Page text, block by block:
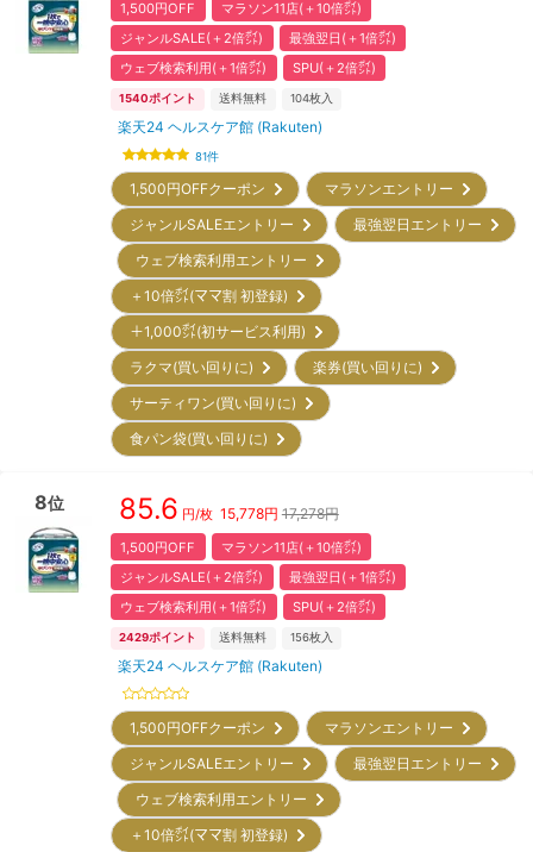
1,500円OFF
マラソン11店(＋10倍㌽)
ジャンルSALE(＋2倍㌽)
最強翌日(＋1倍㌽)
ウェブ検索利用(＋1倍㌽)
SPU(＋2倍㌽)
1540ポイント 送料無料 104枚入
楽天24 ヘルスケア館 (Rakuten)
81件
1,500円OFFクーポン
マラソンエントリー
ジャンルSALEエントリー
最強翌日エントリー
ウェブ検索利用エントリー
＋10倍㌽(ママ割 初登録)
＋1,000㌽(初サービス利用)
ラクマ(買い回りに)
楽券(買い回りに)
サーティワン(買い回りに)
食パン袋(買い回りに)
8位 85.6 円/枚 15,778円 17,278円
1,500円OFF
マラソン11店(＋10倍㌽)
ジャンルSALE(＋2倍㌽)
最強翌日(＋1倍㌽)
ウェブ検索利用(＋1倍㌽)
SPU(＋2倍㌽)
2429ポイント 送料無料 156枚入
楽天24 ヘルスケア館 (Rakuten)
1,500円OFFクーポン
マラソンエントリー
ジャンルSALEエントリー
最強翌日エントリー
ウェブ検索利用エントリー
＋10倍㌽(ママ割 初登録)